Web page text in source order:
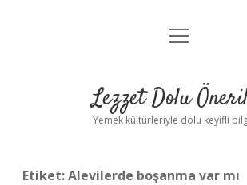
Anasayfa
Yasal Uyarı
menüyü
Lezzet Dolu
Yemek kültürleriyle dolu keyifli
Etiket:Alevilerde boşanma var mı